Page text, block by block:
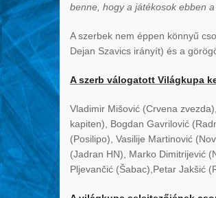
benne, hogy a játékosok ebben
A szerbek nem éppen könnyű
Dejan Szavics irányít) és a
A szerb válogatott Világkupa
Vladimir Mišović (Crvena
kapiten), Bogdan Gavrilović
(Posilipo), Vasilije Martinović
(Jadran HN), Marko Dimitrijević
Pljevančić (Šabac),Petar Jakšić